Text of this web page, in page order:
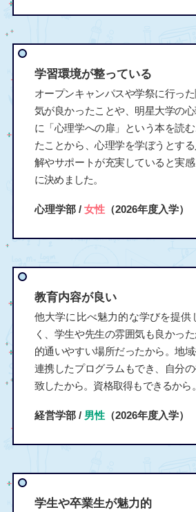
学習環境が整っている
オープンキャンパスや学祭に行っ
気が良かったことや、明星大学の
に「心理学への扉」という本を読
たことから、心理学を学ぼうとす
解やサポートが充実していると実
に決めました。
心理学部 / 女性（2026年度入学）
教育内容が良い
他大学に比べ魅力的な学びを提供
く、学生や先生の雰囲気も良かっ
的通いやすい場所だったから。地
連携したプログラムもでき、自分
致したから。資格取得もできるから。
経営学部 / 男性（2026年度入学）
学生や卒業生が魅力的